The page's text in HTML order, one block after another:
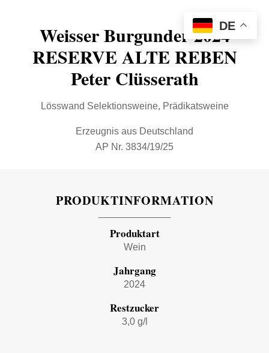
Weisser Burgunder 2024
RESERVE ALTE REBEN
Peter Clüsserath
Lösswand Selektionsweine, Prädikatsweine
Erzeugnis aus Deutschland
AP Nr. 3834/19/25
PRODUKTINFORMATION
Produktart
Wein
Jahrgang
2024
Restzucker
3,0 g/l
DE